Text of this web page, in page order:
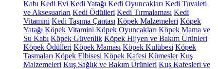
Kabı Kedi Evi Kedi Yatağı Kedi Oyuncakları Kedi Tuvaleti
ve Aksesuarları Kedi Ödülleri Kedi Tırmalaması Kedi
Vitamini Kedi Taşıma Çantası Köpek Malzemeleri Köpek
Yatağı Köpek Vitamini Köpek Oyuncakları Köpek Mama ve
Su Kabı Köpek Güvenlik Köpek Hijyen ve Bakım Ürünleri
Köpek Ödülleri Köpek Maması Köpek Kulübesi Köpek
Tasmaları Köpek Elbisesi Köpek Kafesi Kümesler Kuş
Malzemeleri Kuş Sağlık ve Bakım Ürünleri Kuş Kafesleri ve